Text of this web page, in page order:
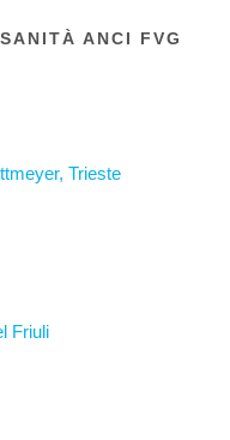
ANCI FVG
Trieste
Friuli